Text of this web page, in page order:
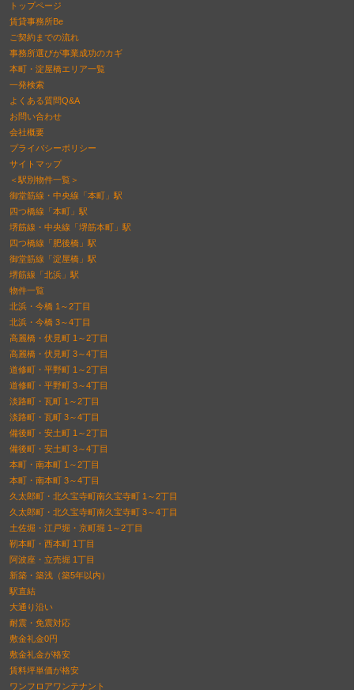
トップページ
賃貸事務所Be
ご契約までの流れ
事務所選びが事業成功のカギ
本町・淀屋橋エリア一覧
一発検索
よくある質問Q&A
お問い合わせ
会社概要
プライバシーポリシー
サイトマップ
＜駅別物件一覧＞
御堂筋線・中央線「本町」駅
四つ橋線「本町」駅
堺筋線・中央線「堺筋本町」駅
四つ橋線「肥後橋」駅
御堂筋線「淀屋橋」駅
堺筋線「北浜」駅
物件一覧
北浜・今橋 1～2丁目
北浜・今橋 3～4丁目
高麗橋・伏見町 1～2丁目
高麗橋・伏見町 3～4丁目
道修町・平野町 1～2丁目
道修町・平野町 3～4丁目
淡路町・瓦町 1～2丁目
淡路町・瓦町 3～4丁目
備後町・安土町 1～2丁目
備後町・安土町 3～4丁目
本町・南本町 1～2丁目
本町・南本町 3～4丁目
久太郎町・北久宝寺町南久宝寺町 1～2丁目
久太郎町・北久宝寺町南久宝寺町 3～4丁目
土佐堀・江戸堀・京町堀 1～2丁目
靭本町・西本町 1丁目
阿波座・立売堀 1丁目
新築・築浅（築5年以内）
駅直結
大通り沿い
耐震・免震対応
敷金礼金0円
敷金礼金が格安
賃料坪単価が格安
ワンフロアワンテナント